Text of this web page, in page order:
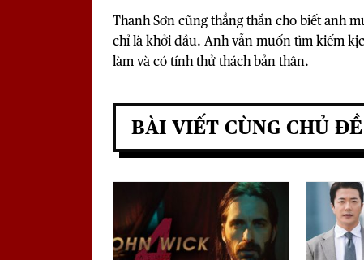
Thanh Sơn cũng thẳng thắn cho biết anh
chỉ là khởi đầu. Anh vẫn muốn tìm kiếm
làm và có tính thử thách bản thân.
BÀI VIẾT CÙNG CHỦ ĐỀ